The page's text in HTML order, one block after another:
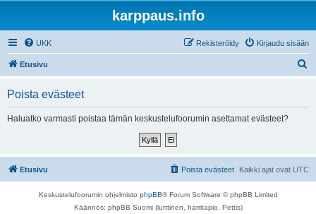
karppaus.info
UKK Kirjaudu sisään
Rekisteröidy
Etusivu
Poista evästeet
Haluatko varmasti poistaa tämän keskustelufoorumin asettamat evästeet?
Etusivu Kaikki ajat ovat UTC
Poista evästeet
Keskustelufoorumin ohjelmisto phpBB® Forum Software © phpBB Limited
Käännös: phpBB Suomi (lurttinen, harritapio, Pettis)